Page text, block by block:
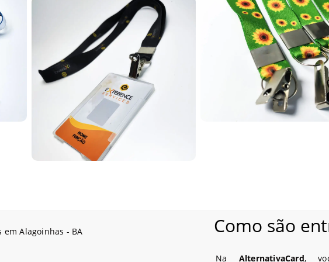
para identificação.
são ideais para organizações que buscam mais praticidade e segurança na
e controle de acesso em ambientes corporativos.
exclusiva.
unem organização, segurança e marketing. Eles suportam crachás e cartões
Como são
Na AlternativaCard,